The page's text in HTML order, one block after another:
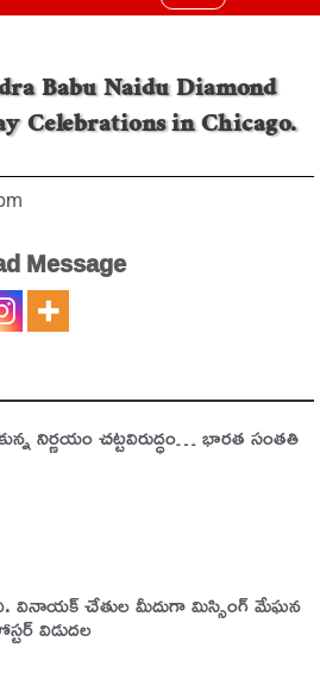
Babu Naidu Diamond
Celebrations in Chicago.
Message
నిర్ణయం చట్టవిరుద్ధం… భారత సంతతి
వినాయక్ చేతుల మీదుగా మిస్సింగ్ మేఘన
విడుదల